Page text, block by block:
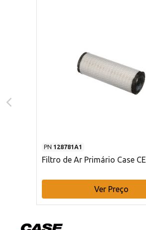
PN 128781A1
Filtro de Ar Primário Case CE
Ver Preço